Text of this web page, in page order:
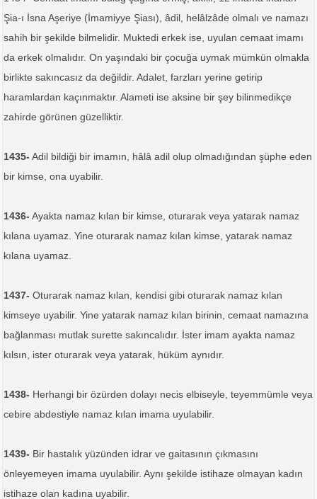
Şia-ı İsna Aşeriye (İmamiyye Şiası), âdil, helâlzâde olmalı ve namazı
sahih bir şekilde bilmelidir. Muktedi erkek ise, uyulan cemaat imamı
da erkek olmalıdır. On yaşındaki bir çocuğa uymak mümkün olmakla
birlikte sakıncasız da değildir. Adalet, farzları yerine getirip
haramlardan kaçınmaktır. Alameti ise aksine bir şey bilinmedikçe
zahirde görünen güzelliktir.
1435- Adil bildiği bir imamın, hâlâ adil olup olmadığından şüphe eden
bir kimse, ona uyabilir.
1436- Ayakta namaz kılan bir kimse, oturarak veya yatarak namaz
kılana uyamaz. Yine oturarak namaz kılan kimse, yatarak namaz
kılana uyamaz.
1437- Oturarak namaz kılan, kendisi gibi oturarak namaz kılan
kimseye uyabilir. Yine yatarak namaz kılan birinin, cemaat namazına
bağlanması mutlak surette sakıncalıdır. İster imam ayakta namaz
kılsın, ister oturarak veya yatarak, hüküm aynıdır.
1438- Herhangi bir özürden dolayı necis elbiseyle, teyemmümle veya
cebire abdestiyle namaz kılan imama uyulabilir.
1439- Bir hastalık yüzünden idrar ve gaitasının çıkmasını
önleyemeyen imama uyulabilir. Aynı şekilde istihaze olmayan kadın
istihaze olan kadına uyabilir.